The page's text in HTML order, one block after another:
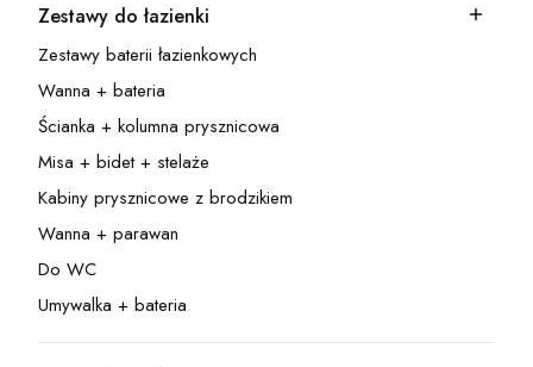
Kategoria - Zestawy do łazienki
Zestawy do łazienki
Kategoria - Zestawy baterii łazienkowych
Zestawy baterii łazienkowych
Kategoria - Wanna + bateria
Wanna + bateria
Kategoria - Ścianka + kolumna prysznicowa
Ścianka + kolumna prysznicowa
Kategoria - Misa + bidet + stelaże
Misa + bidet + stelaże
Kategoria - Kabiny prysznicowe z brodzikiem
Kabiny prysznicowe z brodzikiem
Kategoria - Wanna + parawan
Wanna + parawan
Kategoria - Do WC
Do WC
Kategoria - Umywalka + bateria
Umywalka + bateria